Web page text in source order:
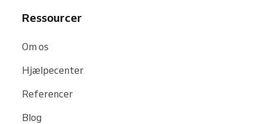
Ressourcer
Om os
Hjælpecenter
Referencer
Blog